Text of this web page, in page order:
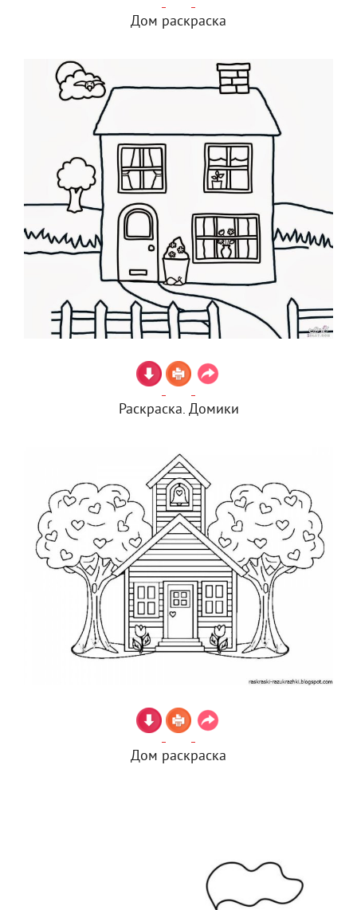
Дом раскраска
Раскраска. Домики
Дом раскраска